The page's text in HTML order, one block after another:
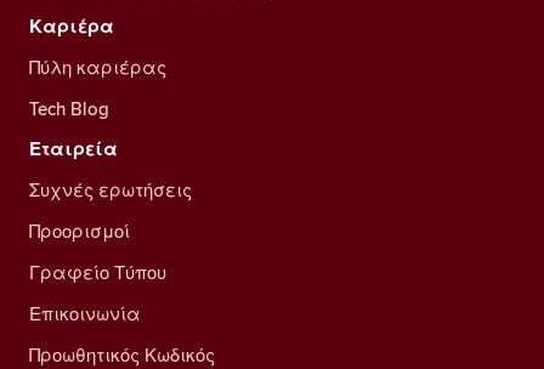
Καριέρα
Πύλη καριέρας
Tech Blog
Εταιρεία
Συχνές ερωτήσεις
Προορισμοί
Γραφείο Τύπου
Επικοινωνία
Προωθητικός Κωδικός